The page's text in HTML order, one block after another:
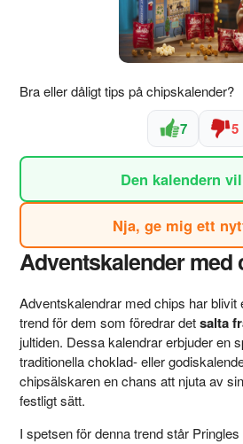
Bra eller dåligt tips på chipskalender?
7 5
Den kalendern
Nja, ge mig ett
Adventskalender med
Adventskalendrar med chips har blivit
trend för dem som föredrar detsalta
jultiden. Dessa kalendrar erbjuder en
traditionella choklad- eller
chipsälskaren en chans att njuta av
festligt sätt.
I spetsen för denna trend står